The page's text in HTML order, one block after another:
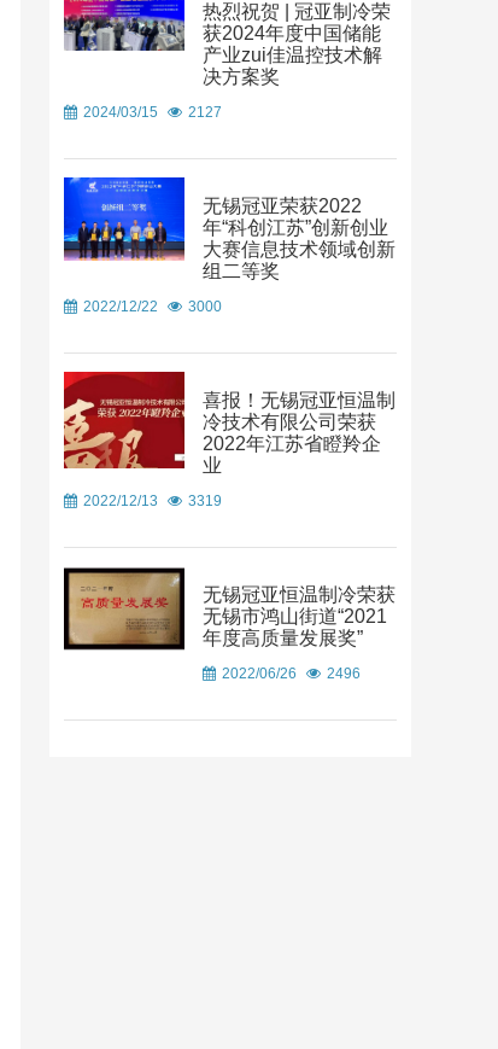
热烈祝贺 | 冠亚制冷荣
获2024年度中国储能
产业zui佳温控技术解
决方案奖
2024/03/15 2127
无锡冠亚荣获2022
年“科创江苏”创新创业
大赛信息技术领域创新
组二等奖
2022/12/22 3000
喜报！无锡冠亚恒温制
冷技术有限公司荣获
2022年江苏省瞪羚企
业
2022/12/13 3319
无锡冠亚恒温制冷荣获
无锡市鸿山街道“2021
年度高质量发展奖”
2022/06/26 2496